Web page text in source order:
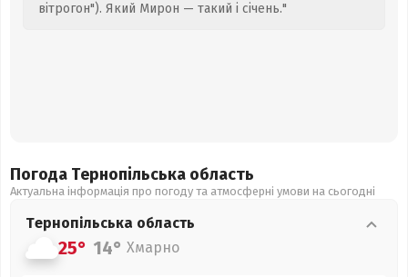
вітрогон"). Який Мирон — такий і січень."
Погода Тернопільська область
Актуальна інформація про погоду та атмосферні умови на сьогодні
Тернопільська область
25° 14° Хмарно